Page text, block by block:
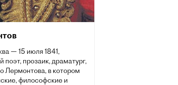
— 15 июля 1841,
поэт, прозаик, драматург,
Лермонтова, в котором
философские и